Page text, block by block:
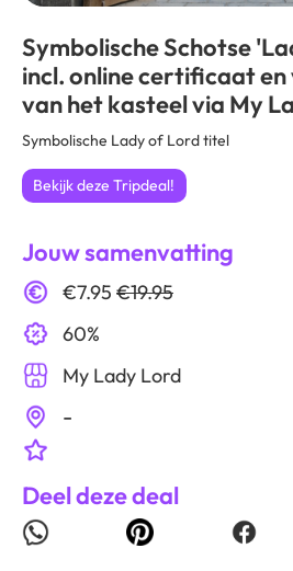
Symbolische Schotse
incl. online certificaat
van het kasteel via My
Symbolische Lady of Lord titel
Bekijk deze Tripdeal!
Jouw samenvatting
€7.95 €19.95
60%
My Lady Lord
-
Deel deze deal